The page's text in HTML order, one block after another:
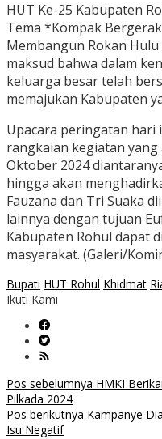
HUT Ke-25 Kabupaten
Tema *Kompak
Membangun Rokan
maksud bahwa dalam
keluarga besar telah
memajukan Kabupaten
Upacara peringatan hari
rangkaian kegiatan
Oktober 2024
hingga akan
Fauzana dan Tri Suaka
lainnya dengan tujuan
Kabupaten Rohul dapat
masyarakat. (Galeri/
Bupati HUT Rohul Khidmat
Ikuti Kami
Navigasi
pos
Pos sebelumnya HMKI
Pilkada 2024
Pos berikutnya Kampanye
Isu Negatif